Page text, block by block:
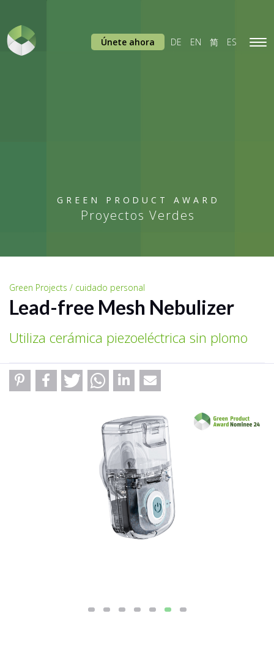
GREEN PRODUCT AWARD
Proyectos Verdes
Únete ahora DE EN 简 ES
Green Projects / cuidado personal
Lead-free Mesh Nebulizer
Utiliza cerámica piezoeléctrica sin plomo